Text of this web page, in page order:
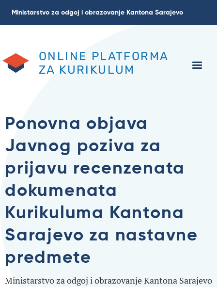
Ministarstvo za odgoj i obrazovanje Kantona Sarajevo
ONLINE PLATFORMA
ZA KURIKULUM
Ponovna objava
Javnog poziva za
prijavu recenzenata
dokumenata
Kurikuluma Kantona
Sarajevo za nastavne
predmete
Ministarstvo za odgoj i obrazovanje Kantona Sarajevo